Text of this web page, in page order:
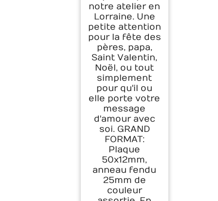
notre atelier en
Lorraine. Une
petite attention
pour la fête des
pères, papa,
Saint Valentin,
Noël, ou tout
simplement
pour qu'il ou
elle porte votre
message
d'amour avec
soi. GRAND
FORMAT:
Plaque
50x12mm,
anneau fendu
25mm de
couleur